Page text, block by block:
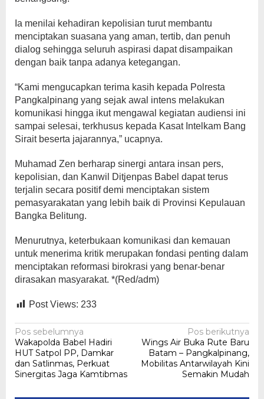
Ia menilai kehadiran kepolisian turut membantu
menciptakan suasana yang aman, tertib, dan penuh
dialog sehingga seluruh aspirasi dapat disampaikan
dengan baik tanpa adanya ketegangan.
“Kami mengucapkan terima kasih kepada Polresta
Pangkalpinang yang sejak awal intens melakukan
komunikasi hingga ikut mengawal kegiatan audiensi ini
sampai selesai, terkhusus kepada Kasat Intelkam Bang
Sirait beserta jajarannya,” ucapnya.
Muhamad Zen berharap sinergi antara insan pers,
kepolisian, dan Kanwil Ditjenpas Babel dapat terus
terjalin secara positif demi menciptakan sistem
pemasyarakatan yang lebih baik di Provinsi Kepulauan
Bangka Belitung.
Menurutnya, keterbukaan komunikasi dan kemauan
untuk menerima kritik merupakan fondasi penting dalam
menciptakan reformasi birokrasi yang benar-benar
dirasakan masyarakat. *(Red/adm)
Post Views: 233
Navigasi
pos
Pos sebelumnya
Wakapolda Babel Hadiri
HUT Satpol PP, Damkar
dan Satlinmas, Perkuat
Sinergitas Jaga Kamtibmas
Pos berikutnya
Wings Air Buka Rute Baru
Batam – Pangkalpinang,
Mobilitas Antarwilayah Kini
Semakin Mudah